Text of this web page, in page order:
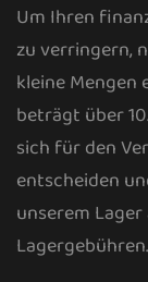
Um Ihren
zu verringern,
kleine Mengen
beträgt über
sich für den
entscheiden
unserem
Lagergebühren.